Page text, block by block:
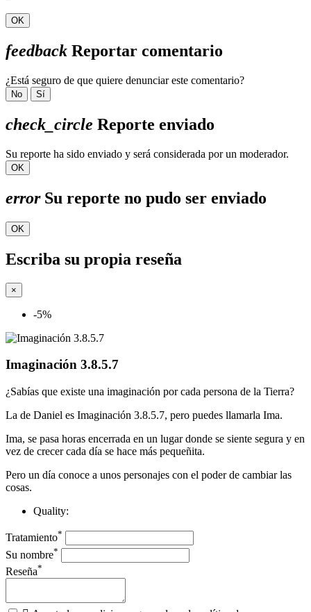
OK
feedback Reportar comentario
¿Está seguro de que quiere denunciar este comentario?
No Sí
check_circle Reporte enviado
Su reporte ha sido enviado y será considerada por un moderador.
OK
errorSu reporte no pudo ser enviado
OK
Escriba su propia reseña
×
-5%
Imaginación 3.8.5.7
¿Sabías que existe una imaginación por cada persona de la Tierra?
La de Daniel es Imaginación 3.8.5.7, pero puedes llamarla Ima.
Ima, se pasa horas encerrada en un lugar donde se siente segura y en
vez de crecer cada día se hace más pequeñita.
Pero un día conoce a unos personajes con el poder de cambiar las
cosas.
Quality:
Tratamiento*
Su nombre*
Reseña*